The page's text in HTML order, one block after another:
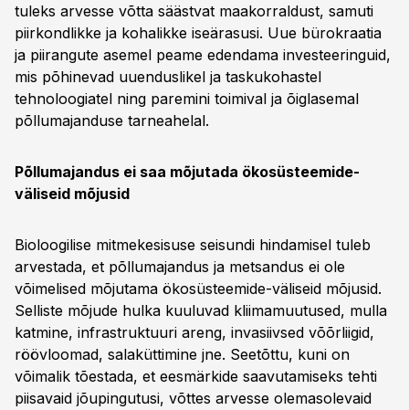
tuleks arvesse võtta säästvat maakorraldust, samuti
piirkondlikke ja kohalikke iseärasusi. Uue bürokraatia
ja piirangute asemel peame edendama investeeringuid,
mis põhinevad uuenduslikel ja taskukohastel
tehnoloogiatel ning paremini toimival ja õiglasemal
põllumajanduse tarneahelal.
Põllumajandus ei saa mõjutada ökosüsteemide-
väliseid mõjusid
Bioloogilise mitmekesisuse seisundi hindamisel tuleb
arvestada, et põllumajandus ja metsandus ei ole
võimelised mõjutama ökosüsteemide-väliseid mõjusid.
Selliste mõjude hulka kuuluvad kliimamuutused, mulla
katmine, infrastruktuuri areng, invasiivsed võõrliigid,
röövloomad, salaküttimine jne. Seetõttu, kuni on
võimalik tõestada, et eesmärkide saavutamiseks tehti
piisavaid jõupingutusi, võttes arvesse olemasolevaid